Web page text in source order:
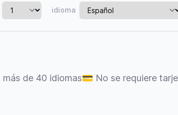
idioma
más de 40 idiomas💳 No se requiere